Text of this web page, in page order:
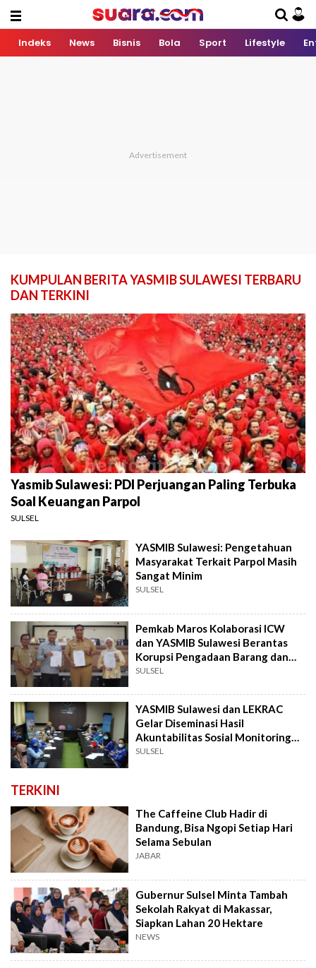
Indeks News Bisnis Bola Sport Lifestyle
KUMPULAN BERITA YASMIB SULAWESI TERBARU
DAN TERKINI
Yasmib Sulawesi: PDI Perjuangan Paling Terbuka
Soal Keuangan Parpol
SULSEL
YASMIB Sulawesi: Pengetahuan
Masyarakat Terkait Parpol Masih
Sangat Minim
SULSEL
Pemkab Maros Kolaborasi ICW
dan YASMIB Sulawesi Berantas
Korupsi Pengadaan Barang dan
Jasa
SULSEL
YASMIB Sulawesi dan LEKRAC
Gelar Diseminasi Hasil
Akuntabilitas Sosial Monitoring
Kolaboratif
SULSEL
TERKINI
The Caffeine Club Hadir di
Bandung, Bisa Ngopi Setiap Hari
Selama Sebulan
JABAR
Gubernur Sulsel Minta Tambah
Sekolah Rakyat di Makassar,
Siapkan Lahan 20 Hektare
NEWS